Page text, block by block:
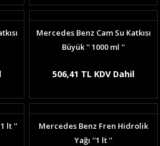
Mercedes Benz Cam Su Katkısı
Büyük '' 1000 ml ''
506,41 TL KDV Dahil
lt ''
Mercedes Benz Fren Hidrolik
Yağı ''1 lt ''